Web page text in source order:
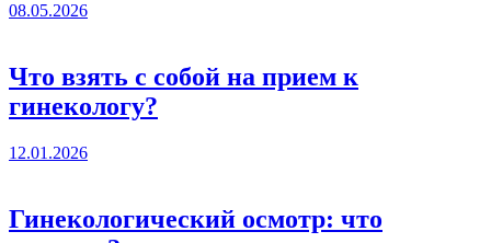
08.05.2026
Что взять с собой на прием к
гинекологу?
12.01.2026
Гинекологический осмотр: что